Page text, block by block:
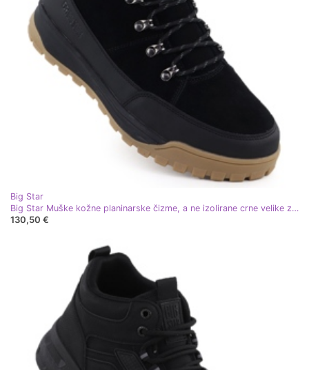
Big Star
Big Star Muške kožne planinarske čizme, a ne izolirane crne velike zvijezde SS174265
130,50 €